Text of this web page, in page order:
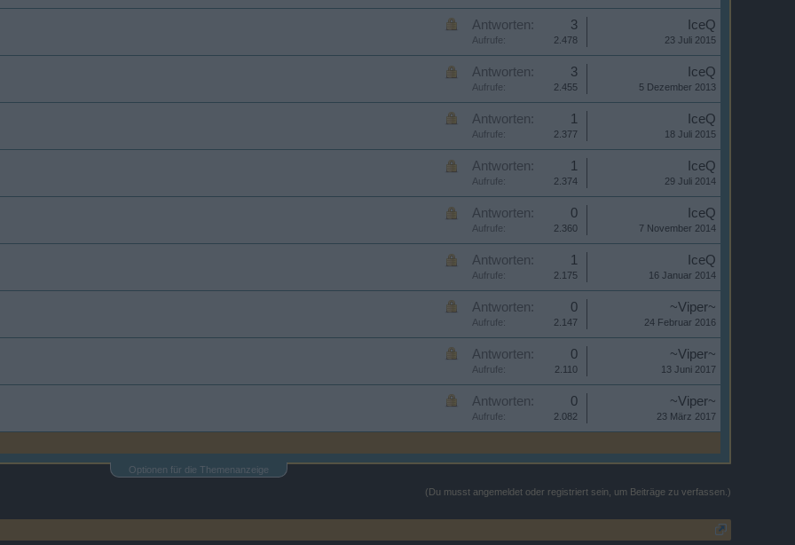
Antworten: 3
Aufrufe: 2.478
IceQ
23 Juli 2015
Antworten: 3
Aufrufe: 2.455
IceQ
5 Dezember 2013
Antworten: 1
Aufrufe: 2.377
IceQ
18 Juli 2015
Antworten: 1
Aufrufe: 2.374
IceQ
29 Juli 2014
Antworten: 0
Aufrufe: 2.360
IceQ
7 November 2014
Antworten: 1
Aufrufe: 2.175
IceQ
16 Januar 2014
Antworten: 0
Aufrufe: 2.147
~Viper~
24 Februar 2016
Antworten: 0
Aufrufe: 2.110
~Viper~
13 Juni 2017
Antworten: 0
Aufrufe: 2.082
~Viper~
23 März 2017
Optionen für die Themenanzeige
(Du musst angemeldet oder registriert sein, um Beiträge zu verfassen.)